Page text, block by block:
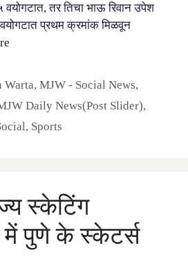
तर तिचा भाऊ रिवान उपेश
प्रथम क्रमांक मिळवून
Warta,MJW - Social News,
Daily News(Post Slider),
, Sports
स्केटिंग
में पुणे के स्केटर्स